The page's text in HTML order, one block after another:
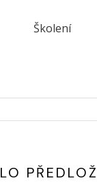
Školení